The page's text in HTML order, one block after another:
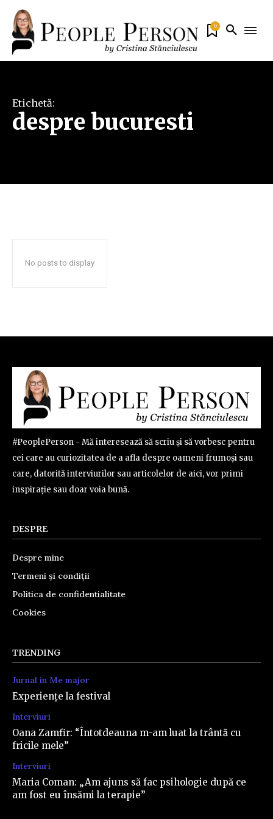
0
Etichetă:
despre bucuresti
No posts to display
#PeoplePerson - Mă interesează să scriu și să vorbesc pentru
cei care au curiozitatea de a afla despre oameni frumoși sau
care, datorită interviurilor sau articolelor de aici, vor primi
inspirație sau doar voia bună.
DESPRE
Despre mine
Termeni și condiții
Politica de confidentialitate
Cookies
TRENDING
Jurnal in Me major
Experiențe la festival
Interviuri
Oana Zamfir: “Întotdeauna m-am luat la trântă cu
fricile mele”
Interviuri
Maria Coman: „Am ajuns să fac psihologie după ce
am fost eu însămi la terapie”